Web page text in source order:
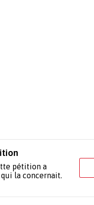
pétition a
la concernait.